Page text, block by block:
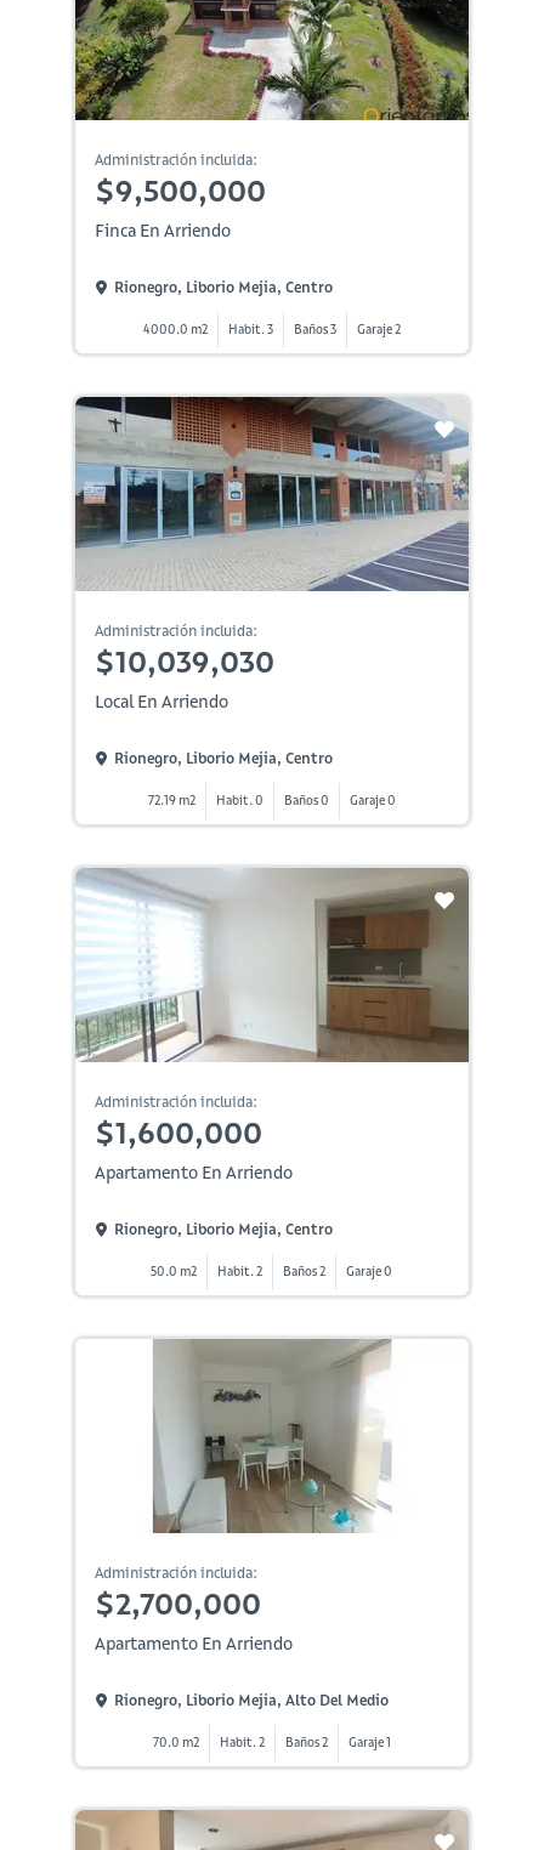
Administración incluida:
$9,500,000
Finca En Arriendo
Rionegro, Liborio Mejia, Centro
4000.0 m2 Habit. 3 Baños 3 Garaje 2
Administración incluida:
$10,039,030
Local En Arriendo
Rionegro, Liborio Mejia, Centro
72.19 m2 Habit. 0 Baños 0 Garaje 0
Administración incluida:
$1,600,000
Apartamento En Arriendo
Rionegro, Liborio Mejia, Centro
50.0 m2 Habit. 2 Baños 2 Garaje 0
Administración incluida:
$2,700,000
Apartamento En Arriendo
Rionegro, Liborio Mejia, Alto Del Medio
70.0 m2 Habit. 2 Baños 2 Garaje 1